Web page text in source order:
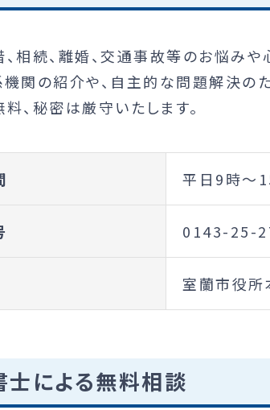
相続、離婚、交通事故等のお悩み
関の紹介や、自主的な問題解決の
、秘密は厳守いたします。
平日9時～
0143-25-
室蘭市役
士による無料相談